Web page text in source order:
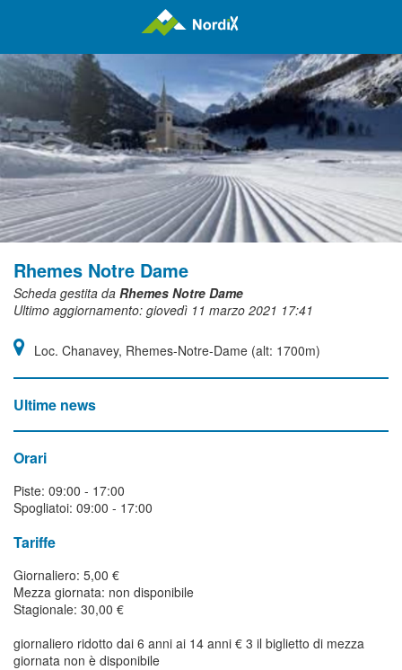
Rhemes Notre Dame
Scheda gestita da Rhemes Notre Dame
Ultimo aggiornamento: giovedì 11 marzo 2021 17:41
Loc. Chanavey, Rhemes-Notre-Dame (alt: 1700m)
Ultime news
Orari
Piste: 09:00 - 17:00
Spogliatoi: 09:00 - 17:00
Tariffe
Giornaliero: 5,00 €
Mezza giornata: non disponibile
Stagionale: 30,00 €
giornaliero ridotto dai 6 anni ai 14 anni € 3 il biglietto di mezza
giornata non è disponibile